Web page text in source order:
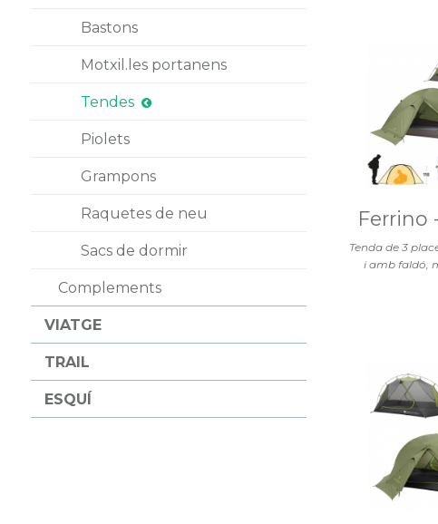
Bastons
Motxil.les portanens
Tendes
Piolets
Grampons
Raquetes de neu
Sacs de dormir
Complements
VIATGE
TRAIL
ESQUÍ
Tenda de 3
i amb faldó,
Ferrino